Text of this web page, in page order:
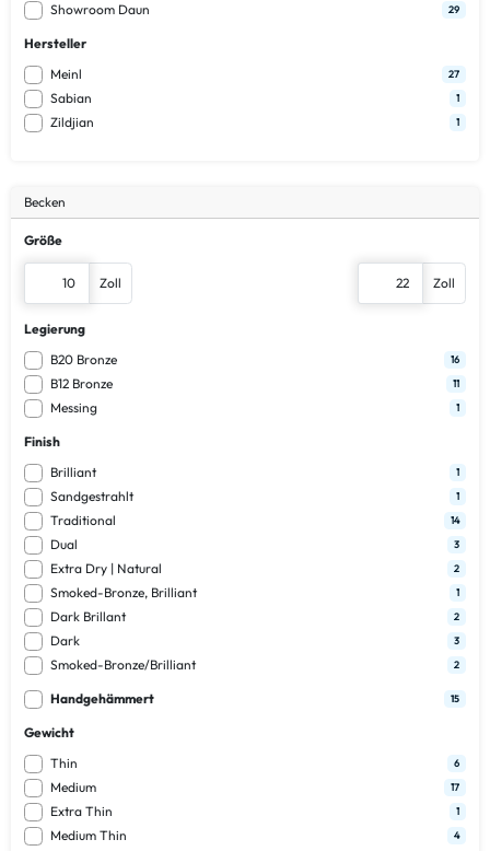
Showroom Daun
29
Hersteller
Meinl
27
Sabian 1
Zildjian 1
Becken
Größe
Zoll Zoll
Legierung
B20 Bronze
16
B12 Bronze 11
Messing 1
Finish
Brilliant
1
Sandgestrahlt 1
Traditional 14
Dual 3
Extra Dry | Natural 2
Smoked-Bronze, Brilliant 1
Dark Brillant 2
Dark 3
Smoked-Bronze/Brilliant 2
Handgehämmert 15
Gewicht
Thin
6
Medium 17
Extra Thin 1
Medium Thin 4